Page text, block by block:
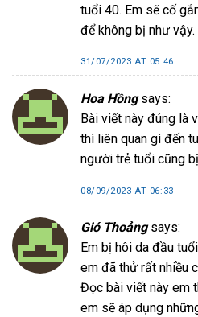
tuổi 40. Em sẽ cố
để không bị như vậy.
31/07/2023 AT 05:46
Hoa Hồng says:
Bài viết này đúng là
thì liên quan gì đến
người trẻ tuổi cũng
08/09/2023 AT 06:33
Gió Thoảng says:
Em bị hôi da đầu
em đã thử rất nhiều
Đọc bài viết này em
em sẽ áp dụng